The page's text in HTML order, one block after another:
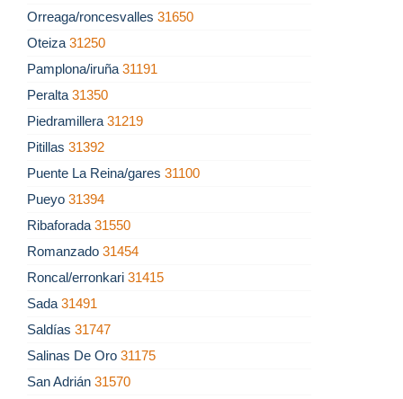
Orreaga/roncesvalles 31650
Oteiza 31250
Pamplona/iruña 31191
Peralta 31350
Piedramillera 31219
Pitillas 31392
Puente La Reina/gares 31100
Pueyo 31394
Ribaforada 31550
Romanzado 31454
Roncal/erronkari 31415
Sada 31491
Saldías 31747
Salinas De Oro 31175
San Adrián 31570